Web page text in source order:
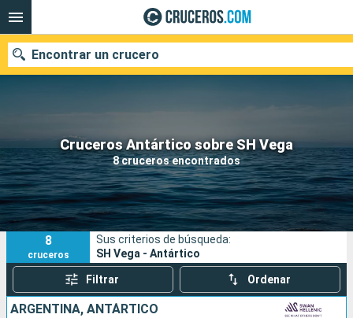
Cruceros Antártico sobre SH Vega
8 cruceros encontrados
Encontrar un crucero
Nuestros destinos
Fecha de salida
Puertos Compañías
Buscar
8
cruceros
Sus criterios de búsqueda:
SH Vega - Antártico
Filtrar Ordenar
ARGENTINA, ANTÁRTICO